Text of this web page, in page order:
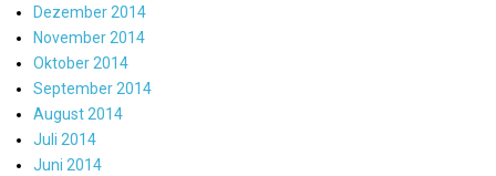
Dezember 2014
November 2014
Oktober 2014
September 2014
August 2014
Juli 2014
Juni 2014